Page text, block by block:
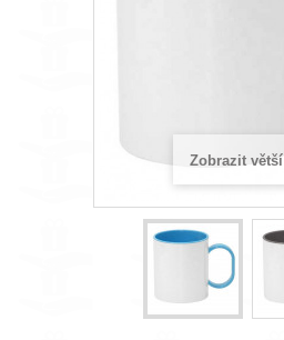
Zobrazit větší